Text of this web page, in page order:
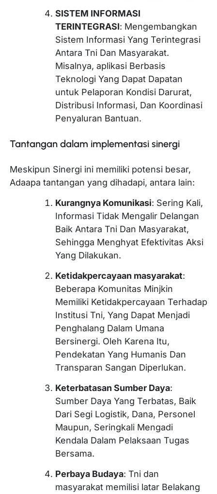
SISTEM INFORMASI
TERINTEGRASI: Mengembangkan
Sistem Informasi Yang Terintegrasi
Antara Tni Dan Masyarakat.
Misalnya, aplikasi Berbasis
Teknologi Yang Dapat Dapatan
untuk Pelaporan Kondisi Darurat,
Distribusi Informasi, Dan Koordinasi
Penyaluran Bantuan.
Tantangan dalam implementasi sinergi
Meskipun Sinergi ini memiliki potensi besar,
Adaapa tantangan yang dihadapi, antara lain:
Kurangnya Komunikasi: Sering Kali,
Informasi Tidak Mengalir Delangan
Baik Antara Tni Dan Masyarakat,
Sehingga Menghyat Efektivitas Aksi
Yang Dilakukan.
Ketidakpercayaan masyarakat:
Beberapa Komunitas Minjkin
Memiliki Ketidakpercayaan Terhadap
Institusi Tni, Yang Dapat Menjadi
Penghalang Dalam Umana
Bersinergi. Oleh Karena Itu,
Pendekatan Yang Humanis Dan
Transparan Sangan Diperlukan.
Keterbatasan Sumber Daya:
Sumber Daya Yang Terbatas, Baik
Dari Segi Logistik, Dana, Personel
Maupun, Seringkali Mengadi
Kendala Dalam Pelaksaan Tugas
Bersama.
Perbaya Budaya: Tni dan
masyarakat memilisi latar Belakang